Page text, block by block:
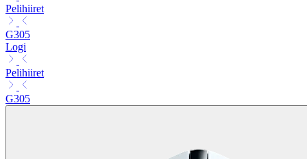
Pelihiiret
G305
Logi
Pelihiiret
G305